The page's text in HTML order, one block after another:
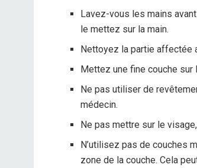
Lavez-vous les mains
le mettez sur la main.
Nettoyez la partie affectée
Mettez une fine couche
Ne pas utiliser de
médecin.
Ne pas mettre sur le
N’utilisez pas de couches
zone de la couche. Cela